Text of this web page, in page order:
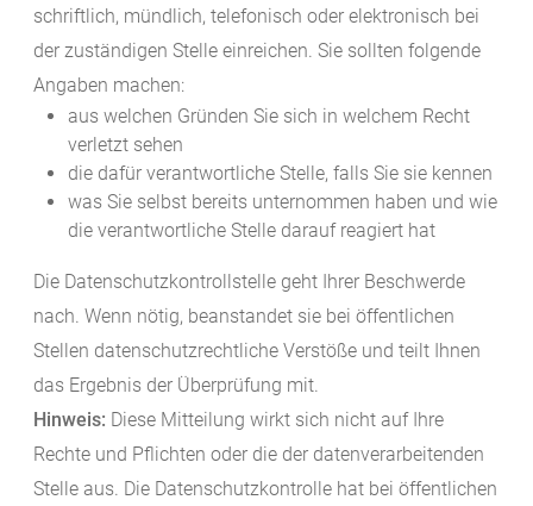
schriftlich, mündlich, telefonisch oder elektronisch bei
der zuständigen Stelle einreichen. Sie sollten folgende
Angaben machen:
aus welchen Gründen Sie sich in welchem Recht
verletzt sehen
die dafür verantwortliche Stelle, falls Sie sie kennen
was Sie selbst bereits unternommen haben und wie
die verantwortliche Stelle darauf reagiert hat
Die Datenschutzkontrollstelle geht Ihrer Beschwerde
nach. Wenn nötig, beanstandet sie bei öffentlichen
Stellen datenschutzrechtliche Verstöße und teilt Ihnen
das Ergebnis der Überprüfung mit.
Hinweis: Diese Mitteilung wirkt sich nicht auf Ihre
Rechte und Pflichten oder die der datenverarbeitenden
Stelle aus. Die Datenschutzkontrolle hat bei öffentlichen